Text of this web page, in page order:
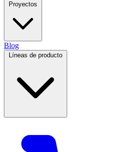
Proyectos
Blog
Líneas de producto